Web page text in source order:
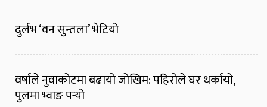
दुर्लभ ‘वन सुन्तला’ भेटियो
वर्षाले नुवाकोटमा बढायो जोखिम: पहिरोले घर थर्कायो,
पुलमा भ्वाङ पर्‍यो